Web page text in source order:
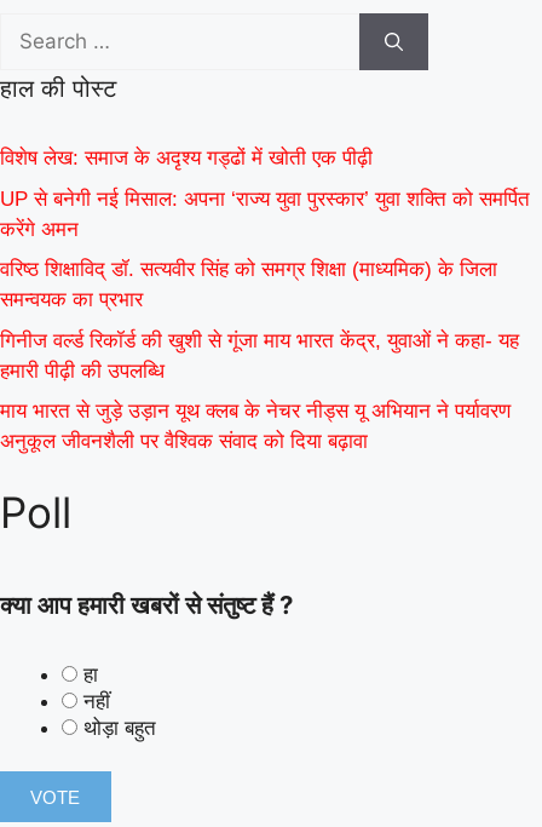
हाल की पोस्ट
विशेष लेख: समाज के अदृश्य गड्ढों में खोती एक पीढ़ी
UP से बनेगी नई मिसाल: अपना ‘राज्य युवा पुरस्कार’ युवा शक्ति को समर्पित
करेंगे अमन
वरिष्ठ शिक्षाविद् डॉ. सत्यवीर सिंह को समग्र शिक्षा (माध्यमिक) के जिला
समन्वयक का प्रभार
गिनीज वर्ल्ड रिकॉर्ड की खुशी से गूंजा माय भारत केंद्र, युवाओं ने कहा- यह
हमारी पीढ़ी की उपलब्धि
माय भारत से जुड़े उड़ान यूथ क्लब के नेचर नीड्स यू अभियान ने पर्यावरण
अनुकूल जीवनशैली पर वैश्विक संवाद को दिया बढ़ावा
Poll
क्या आप हमारी खबरों से संतुष्ट हैं ?
हा
नहीं
थोड़ा बहुत